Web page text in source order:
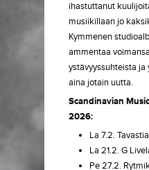
ihastuttanut
musiikillaan jo
Kymmenen
ammentaa
ystävyyssuhteista ja
aina jotain uutta.
Scandinavian
2026:
La 7.2. Tavastia
La 21.2. G
Pe 27.2.